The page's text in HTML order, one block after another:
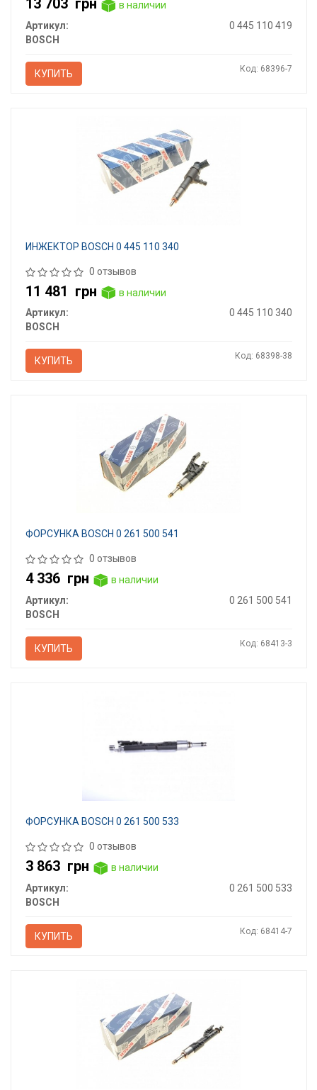
13 703 грн
в наличии
Артикул:
0 445 110 419
BOSCH
КУПИТЬ Код: 68396-7
ИНЖЕКТОР BOSCH 0 445 110 340
0 отзывов
11 481 грн
в наличии
Артикул:
0 445 110 340
BOSCH
КУПИТЬ Код: 68398-38
ФОРСУНКА BOSCH 0 261 500 541
0 отзывов
4 336 грн
в наличии
Артикул:
0 261 500 541
BOSCH
КУПИТЬ Код: 68413-3
ФОРСУНКА BOSCH 0 261 500 533
0 отзывов
3 863 грн
в наличии
Артикул:
0 261 500 533
BOSCH
КУПИТЬ Код: 68414-7